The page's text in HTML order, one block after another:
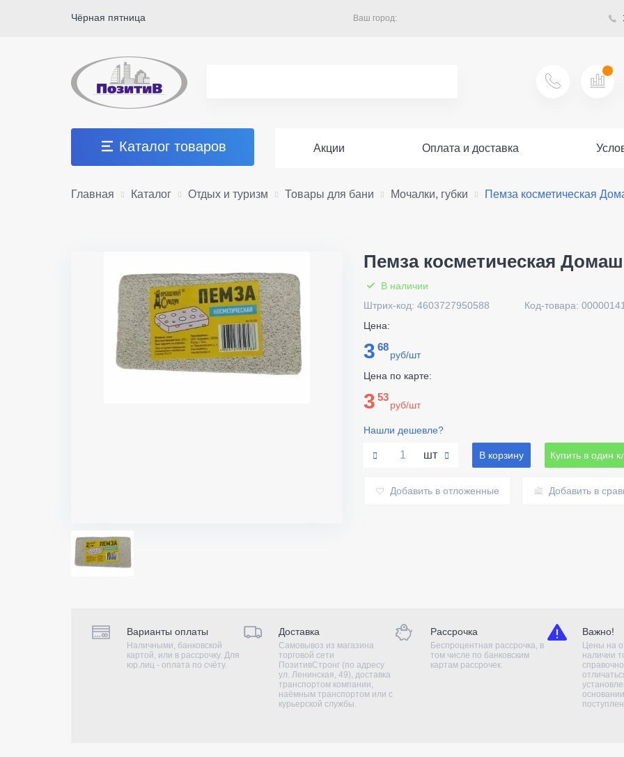
Чёрная пятница Ваш город:
Каталог товаров Акции Оплата и доставка
Главная Каталог Отдых и туризм Товары для бани Мочалки, губки Пемза косметическая
Пемза косметическая
В наличии
Штрих-код: 4603727950588
Код-товара:
Цена:
3 68
руб/шт
Цена по карте:
3 53
руб/шт
Нашли дешевле?
шт В корзину Купить в один
Добавить в отложенные Добавить в
Варианты оплаты
Наличными, банковской
картой, или в рассрочку. Для
юр.лиц - оплата по счёту.
Доставка
Самовывоз из магазина
торговой сети
ПозитивСтронг (по адресу
ул. Ленинская, 49), доставка
транспортом компании,
наёмным транспортом или с
курьерской службы.
Рассрочка
Беспроцентная рассрочка, в
том числе по банковским
картам рассрочек.
Важно!
Цены на
наличии